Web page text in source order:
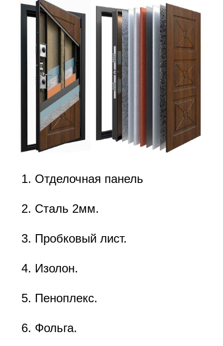
Отделочная панель
Сталь 2мм.
Пробковый лист.
Изолон.
Пеноплекс.
Фольга.